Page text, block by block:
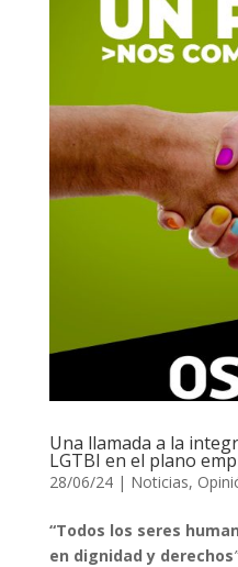
Una llamada a la
LGTBI en el plano
28/06/24| Noticias,
“Todos los seres
en dignidad y derechos”